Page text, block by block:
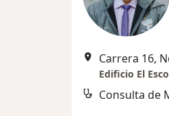
Carrera 16,
Edificio El